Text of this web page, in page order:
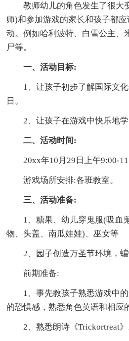
教师幼儿的角色发生了很大
师)和参加游戏的家长和孩子都
动。例如哈利波特、白雪公主、
尸等。
一、活动目标:
1、让孩子初步了解国际文
日。
2、让孩子在游戏中快乐地
二、活动时间:
20xx年10月29日上午9:00-
游戏场所安排:各班教室。
三、活动准备:
1、糖果、幼儿穿鬼服(吸血
物、头盖、南瓜娃娃)、巫女等
2、园子创造万圣节环境，
前期准备:
1、事先教孩子熟悉游戏中
的恐惧感，熟悉角色英语和相应
2、熟悉朗诗《Trickortreat》